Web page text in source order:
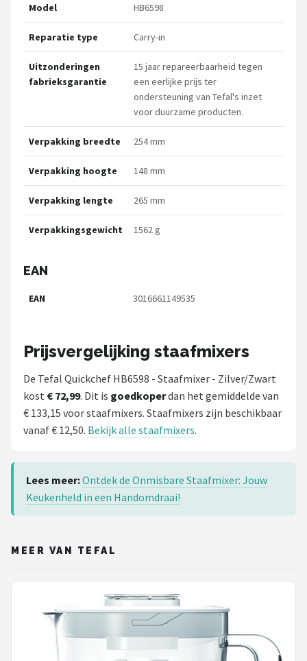
Model HB6598
Reparatie type Carry-in
Uitzonderingen
fabrieksgarantie
15 jaar repareerbaarheid tegen
een eerlijke prijs ter
ondersteuning van Tefal's inzet
voor duurzame producten.
Verpakking breedte 254 mm
Verpakking hoogte 148 mm
Verpakking lengte 265 mm
Verpakkingsgewicht 1562 g
EAN
EAN 3016661149535
Prijsvergelijking staafmixers
De Tefal Quickchef HB6598 - Staafmixer - Zilver/Zwart
kost € 72,99. Dit is goedkoperdan het gemiddelde van
€ 133,15 voor staafmixers. Staafmixers zijn beschikbaar
vanaf € 12,50. Bekijk alle staafmixers.
Lees meer:Ontdek de Onmisbare Staafmixer: Jouw
Keukenheld in een Handomdraai!
MEER VAN TEFAL